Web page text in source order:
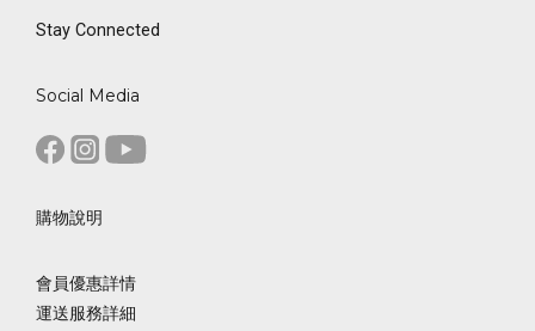
Stay Connected
Social Media
購物說明
會員優惠詳情
運送服務詳細